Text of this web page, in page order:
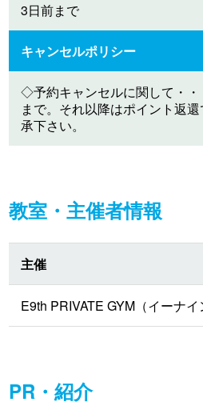
3日前まで
キャンセルポリシー
◇予約キャンセルに関して・
まで。それ以降はポイント返
承下さい。
教室・主催者情報
主催
E9th PRIVATE GYM（イーナイ
PR・紹介